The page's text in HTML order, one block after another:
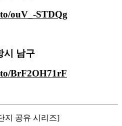
ouV_-STDQg
시 남구
BrF2OH71rF
지 공유 시리즈]